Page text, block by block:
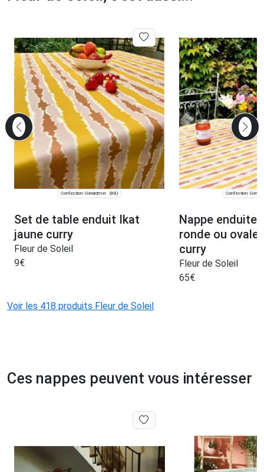
Confection: Gérardmer (88)
Set de table enduit Ikat
jaune curry
Fleur de Soleil
9€
Confection:
Nappe enduite
ronde ou ovale
curry
Fleur de Soleil
65€
Voir les 418 produits Fleur de Soleil
Ces nappes peuvent vous intéresser